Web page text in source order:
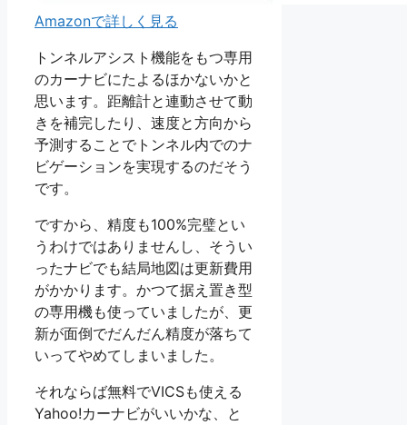
Amazonで詳しく見る
トンネルアシスト機能をもつ専用
のカーナビにたよるほかないかと
思います。距離計と連動させて動
きを補完したり、速度と方向から
予測することでトンネル内でのナ
ビゲーションを実現するのだそう
です。
ですから、精度も100%完璧とい
うわけではありませんし、そうい
ったナビでも結局地図は更新費用
がかかります。かつて据え置き型
の専用機も使っていましたが、更
新が面倒でだんだん精度が落ちて
いってやめてしまいました。
それならば無料でVICSも使える
Yahoo!カーナビがいいかな、と